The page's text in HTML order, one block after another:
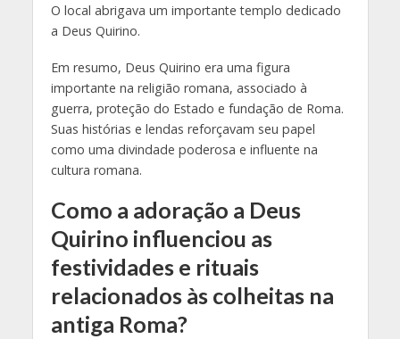
O local abrigava um importante templo dedicado
a Deus Quirino.
Em resumo, Deus Quirino era uma figura
importante na religião romana, associado à
guerra, proteção do Estado e fundação de Roma.
Suas histórias e lendas reforçavam seu papel
como uma divindade poderosa e influente na
cultura romana.
Como a adoração a Deus
Quirino influenciou as
festividades e rituais
relacionados às colheitas na
antiga Roma?